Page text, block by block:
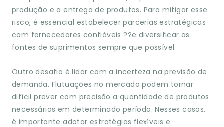
produção e a entrega de produtos. Para mitigar esse
risco, é essencial estabelecer parcerias estratégicas
com fornecedores confiáveis ??e diversificar as
fontes de suprimentos sempre que possível.
Outro desafio é lidar com a incerteza na previsão de
demanda. Flutuações no mercado podem tornar
difícil prever com precisão a quantidade de produtos
necessários em determinado período. Nesses casos,
é importante adotar estratégias flexíveis e